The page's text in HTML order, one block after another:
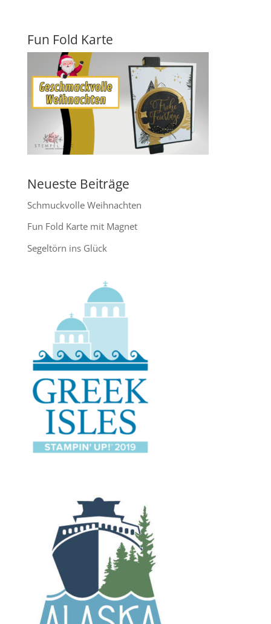
Fun Fold Karte
Neueste Beiträge
Schmuckvolle Weihnachten
Fun Fold Karte mit Magnet
Segeltörn ins Glück